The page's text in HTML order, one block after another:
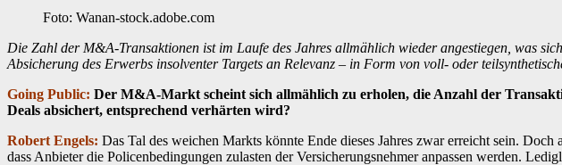
Foto: Wanan-stock.adobe.com
Die Zahl der M&A-Transaktionen ist im Laufe des Jahres allmählich wieder angestiegen, was
Absicherung des Erwerbs ­insolventer Targets an Relevanz – in Form von voll- oder
Going Public: Der M&A-Markt scheint sich allmählich zu erholen, die Anzahl der
Deals absichert, entsprechend verhärten wird?
Robert Engels: Das Tal des weichen Markts könnte Ende dieses Jahres zwar erreicht sein.
dass Anbieter die Policenbedingungen zulasten der Versicherungsnehmer anpassen werden.